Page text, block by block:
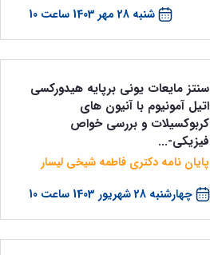
شنبه 28 مهر 1403 ساعت 10
چهارشنبه 28 شهریور 1403 ساعت 10
سنتز مایعات یونی برپایه هیدورکسی
اتیل آمونیوم با آنیون های
کربوکسیلات و بررسی خواص
فیزیکی-...
پایان نامه دکتری فاطمه شیخی لیسار